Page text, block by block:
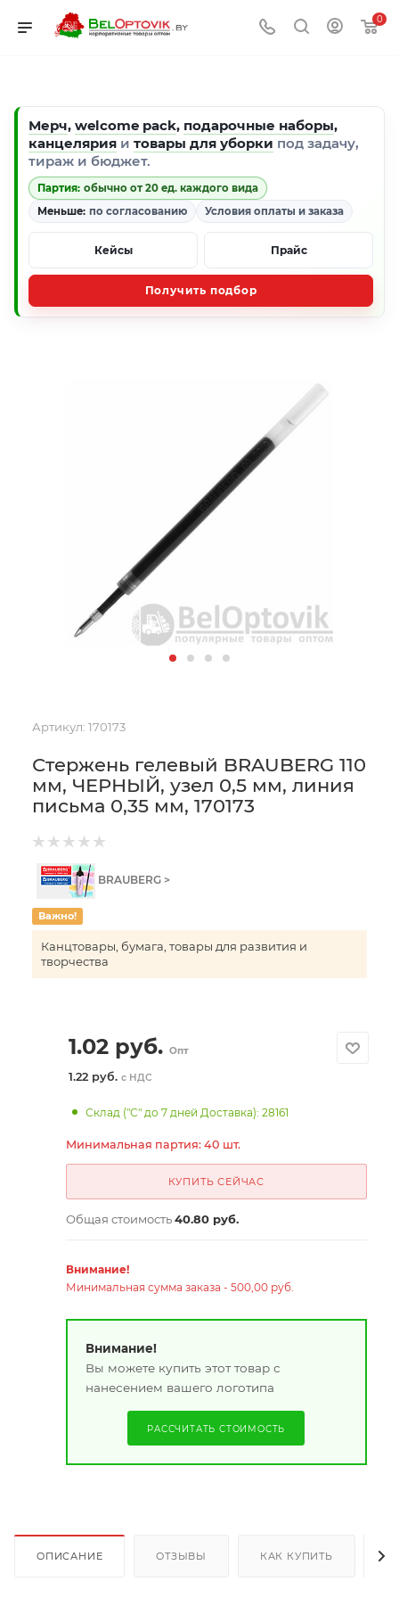
0
Мерч, welcome pack, подарочные наборы,
канцелярия и товары для уборки под задачу,
тираж и бюджет.
Партия: обычно от 20 ед. каждого вида
Меньше: по согласованию Условия оплаты и заказа
Кейсы Прайс
Получить подбор
Артикул: 170173
Стержень гелевый BRAUBERG 110
мм, ЧЕРНЫЙ, узел 0,5 мм, линия
письма 0,35 мм, 170173
BRAUBERG >
Важно!
Канцтовары, бумага, товары для развития и
творчества
1.02руб. Опт
1.22 руб. с НДС
Склад ("С" до 7 дней Доставка): 28161
Минимальная партия: 40 шт.
КУПИТЬ СЕЙЧАС
Общая стоимость40.80 руб.
Внимание!
Минимальная сумма заказа - 500,00 руб.
Внимание!
Вы можете купить этот товар с
нанесением вашего логотипа
РАССЧИТАТЬ СТОИМОСТЬ
ОПИСАНИЕ ОТЗЫВЫ КАК КУПИТЬ